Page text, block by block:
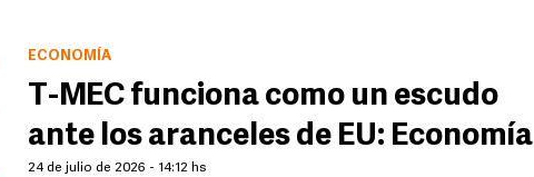
ECONOMÍA
T-MEC funciona como un escudo
ante los aranceles de EU: Economía
24 de julio de 2026 - 14:12 hs